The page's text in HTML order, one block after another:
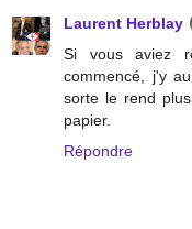
Laurent Herblay
Si vous aviez
commencé, j'y
sorte le rend
papier.
Répondre